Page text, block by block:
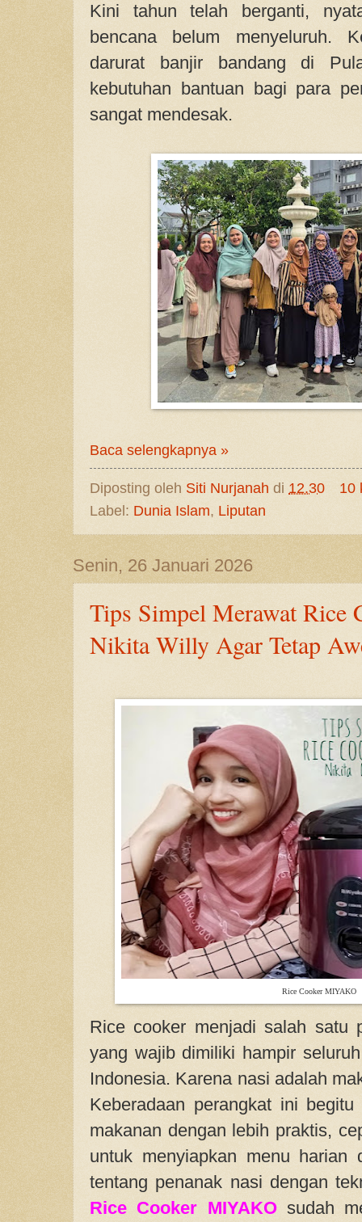
Kini tahun telah berganti,
bencana belum menyeluruh.
darurat banjir bandang di
kebutuhan bantuan bagi para
sangat mendesak.
Baca selengkapnya »
Diposting oleh Siti Nurjanah di 12.30
10
Label: Dunia Islam, Liputan
Senin, 26 Januari 2026
Tips Simpel Merawat Rice
Nikita Willy Agar Tetap
Rice Cooker MIYAKO
Rice cooker menjadi salah satu
yang wajib dimiliki hampir
Indonesia. Karena nasi adalah
Keberadaan perangkat ini
makanan dengan lebih praktis,
untuk menyiapkan menu harian
tentang penanak nasi dengan
Rice Cooker MIYAKOsudah